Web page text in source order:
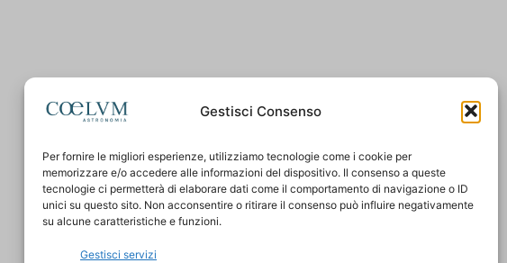
Gestisci Consenso
Per fornire le migliori esperienze, utilizziamo tecnologie come i cookie per
memorizzare e/o accedere alle informazioni del dispositivo. Il consenso a queste
tecnologie ci permetterà di elaborare dati come il comportamento di navigazione o ID
unici su questo sito. Non acconsentire o ritirare il consenso può influire negativamente
su alcune caratteristiche e funzioni.
Gestisci servizi